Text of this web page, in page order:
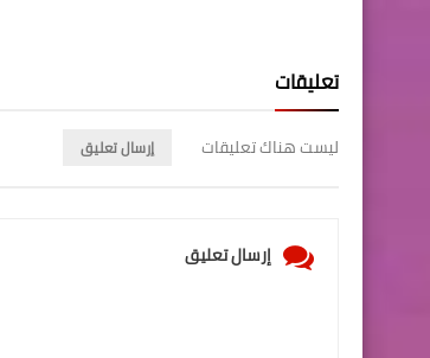
تعليقات
ليست هناك تعليقات إرسال تعليق
إرسال تعليق